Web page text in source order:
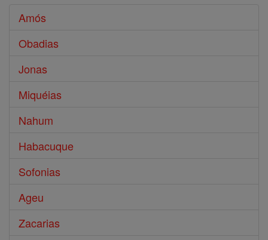
Amós
Obadias
Jonas
Miquéias
Nahum
Habacuque
Sofonias
Ageu
Zacarias